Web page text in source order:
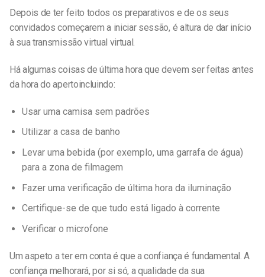
Depois de ter feito todos os preparativos e de os seus
convidados começarem a iniciar sessão, é altura de dar início
à suatransmissão virtual virtual.
Há algumas coisas de última hora que devem ser feitas antes
da hora do apertoincluindo:
Usar uma camisa sem padrões
Utilizar a casa de banho
Levar uma bebida (por exemplo, uma garrafa de água)
para a zona de filmagem
Fazer uma verificação de última hora da iluminação
Certifique-se de que tudo está ligado à corrente
Verificar o microfone
Um aspeto a ter em conta é que a confiança é fundamental. A
confiança melhorará, por si só, a qualidade da sua